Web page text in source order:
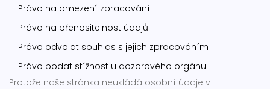
Právo na omezení zpracování
Právo na přenositelnost údajů
Právo odvolat souhlas s jejich zpracováním
Právo podat stížnost u dozorového orgánu
Protože naše stránka neukládá osobní údaje v